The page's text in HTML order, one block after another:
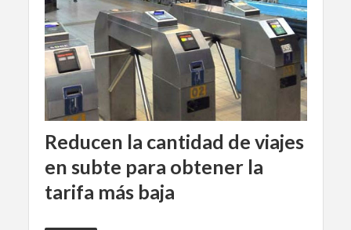
Reducen la cantidad de viajes
en subte para obtener la
tarifa más baja